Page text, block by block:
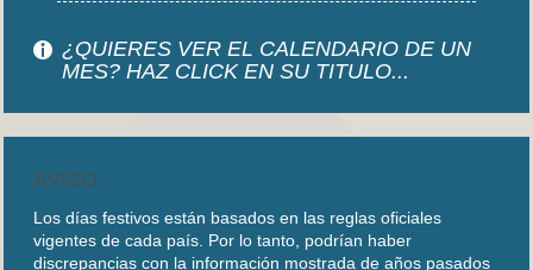
¿QUIERES VER EL CALENDARIO DE UN
MES? HAZ CLICK EN SU TITULO...
AVISO
Los días festivos están basados en las reglas oficiales
vigentes de cada país. Por lo tanto, podrían haber
discrepancias con la información mostrada de años pasados